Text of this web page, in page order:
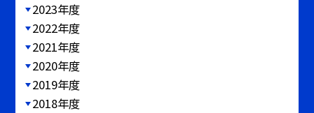
2023年度
2022年度
2021年度
2020年度
2019年度
2018年度